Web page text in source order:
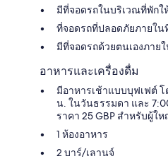
มีที่จอดรถในบริเวณที่พัก
ที่จอดรถที่ปลอดภัยภายใน
มีที่จอดรถด้วยตนเองภาย
อาหารและเครื่องดื่ม
มีอาหารเช้าแบบบุฟเฟต์
น. ในวันธรรมดา และ
ราคา 25 GBP สำหรับผู้ใ
1 ห้องอาหาร
2 บาร์/เลานจ์